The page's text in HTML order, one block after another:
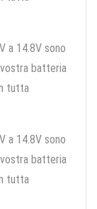
a 14.8V sono
batteria
tutta
a 14.8V sono
batteria
tutta